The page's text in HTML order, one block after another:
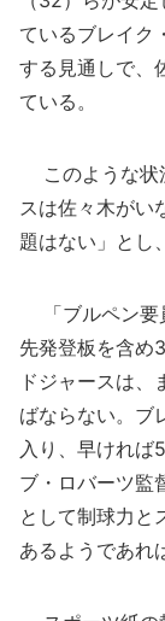
ているブレイク
する見通しで、
ている。
このような状
スは佐々木がい
題はない」とし
「ブルペン要
先発登板を含め
ドジャースは
ばならない。ブ
入り、早ければ
ブ・ロバーツ監
として制球力と
あるようであれ